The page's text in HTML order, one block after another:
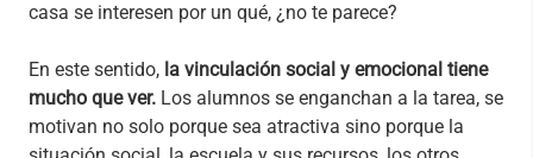
casa se interesen por un qué, ¿no te parece?
En este sentido, la vinculación social y emocional tiene
mucho que ver. Los alumnos se enganchan a la tarea, se
motivan no solo porque sea atractiva sino porque la